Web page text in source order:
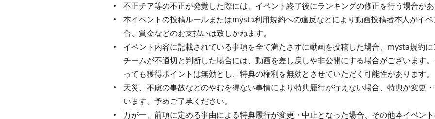
不正チア等の不正が発覚した際には、イベント終了後にランキングの修正を行う場合が
本イベントの投稿ルールまたはmysta利用規約への違反などにより動画投稿者本人がイ
合、賞金などのお支払いは致しかねます。
イベント内容に記載されている事項を全て満たさずに動画を投稿した場合、mysta規約
チームが不適切と判断した場合には、動画を差し戻しや非公開にする場合がございます
っても獲得ポイントは無効とし、特典の権利を無効とさせていただく可能性があります。
天災、不慮の事故などのやむを得ない事情により特典履行が行えない場合、特典が変更
います。予めご了承ください。
万が一、前項に定める事由による特典履行が変更・中止となった場合、その他本イベン